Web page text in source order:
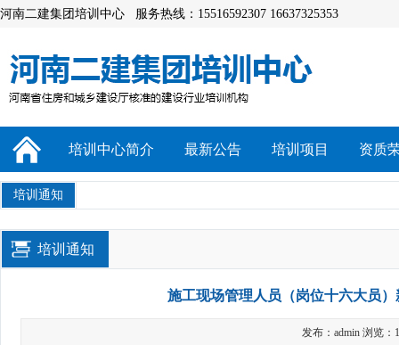
河南二建集团培训中心 服务热线：15516592307 16637325353
培训中心简介 最新公告 培训项目 资质
培训通知
培训通知
施工现场管理人员（岗位十六大员
发布：admin 浏览：